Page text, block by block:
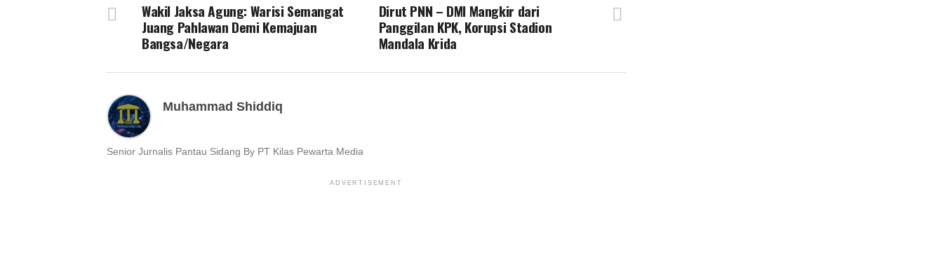
Dirut PNN – DMI Mangkir dari
Panggilan KPK, Korupsi Stadion
Mandala Krida
Wakil Jaksa Agung: Warisi Semangat
Juang Pahlawan Demi Kemajuan
Bangsa/Negara
Muhammad Shiddiq
Senior Jurnalis Pantau Sidang By PT Kilas Pewarta Media
ADVERTISEMENT